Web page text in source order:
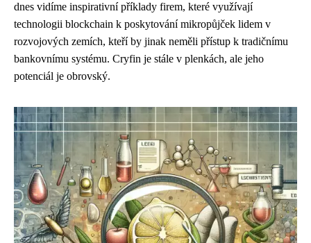
dnes vidíme inspirativní příklady firem, které využívají
technologii blockchain k poskytování mikropůjček lidem v
rozvojových zemích, kteří by jinak neměli přístup k tradičnímu
bankovnímu systému. Cryfin je stále v plenkách, ale jeho
potenciál je obrovský.